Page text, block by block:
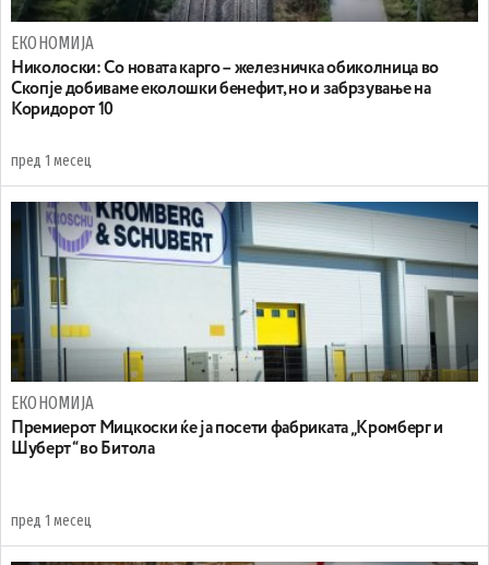
ЕКОНОМИЈА
Николоски: Со новата карго – железничка обиколница во
Скопје добиваме еколошки бенефит, но и забрзување на
Коридорот 10
пред 1 месец
ЕКОНОМИЈА
Премиерот Мицкоски ќе ја посети фабриката „Кромберг и
Шуберт“ во Битола
пред 1 месец